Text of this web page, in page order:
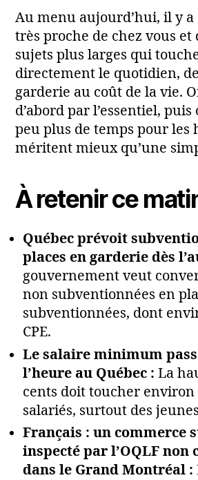
Au menu aujourd’hui, il y
très proche de chez vous et
sujets plus larges qui
directement le quotidien,
garderie au coût de la vie.
d’abord par l’essentiel,
peu plus de temps pour les
méritent mieux qu’une
À retenir ce
Québec prévoit
places en garderie dès
gouvernement veut
non subventionnées en
subventionnées, dont
CPE.
Le salaire minimum
l’heure au Québec : La
cents doit toucher environ
salariés, surtout des
Français : un commerce
inspecté par l’OQLF non
dans le Grand Montréal :